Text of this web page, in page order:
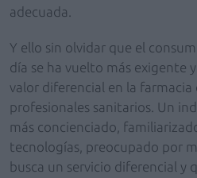
adecuada.
Y ello sin olvidar que el
día se ha vuelto más exigente
valor diferencial en la
profesionales sanitarios. Un
más concienciado,
tecnologías, preocupado por
busca un servicio diferencial y